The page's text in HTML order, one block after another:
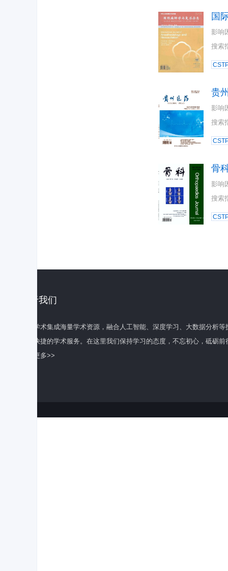
国
影响
搜索
贵
影响
搜索
骨
影响
搜索
关于我们
百度学术集成海量学术资源，融合人工智能、深度学习、大数据分析
全面快捷的学术服务。在这里我们保持学习的态度，不忘初心，砥砺前
了解更多>>